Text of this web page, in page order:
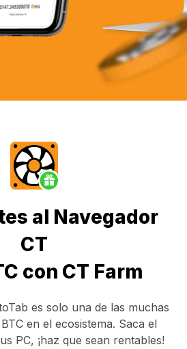
al Navegador
CT
con CT Farm
es solo una de las muchas
en el ecosistema. Saca el
PC, ¡haz que sean rentables!